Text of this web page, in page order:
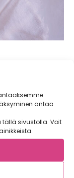
antaa
sivustolla. Voit
Nämä